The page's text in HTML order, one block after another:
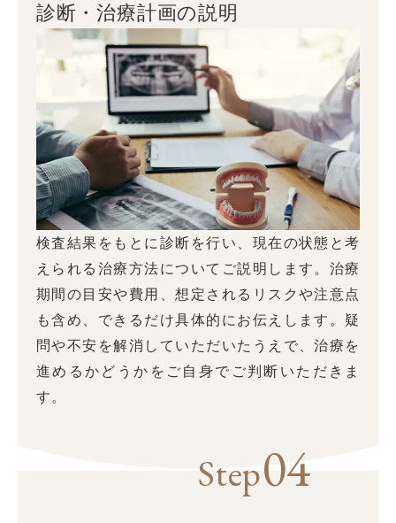
診断・治療計画の説明
検査結果をもとに診断を行い、現在の状態と考
えられる治療方法についてご説明します。治療
期間の目安や費用、想定されるリスクや注意点
も含め、できるだけ具体的にお伝えします。疑
問や不安を解消していただいたうえで、治療を
進めるかどうかをご自身でご判断いただきま
す。
Step04